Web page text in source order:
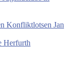
Konfliktlotsen Jan
Herfurth